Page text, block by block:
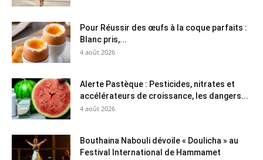
Pour Réussir des œufs à la coque parfaits :
Blanc pris,...
4 août 2026
Alerte Pastèque : Pesticides, nitrates et
accélérateurs de croissance, les dangers...
4 août 2026
Bouthaina Nabouli dévoile « Doulicha » au
Festival International de Hammamet